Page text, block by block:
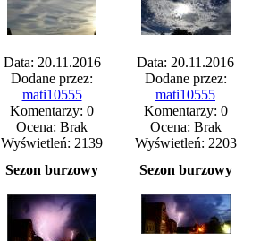
Data: 20.11.2016
Dodane przez:
mati10555
Komentarzy: 0
Ocena: Brak
Wyświetleń: 2139
Data: 20.11.2016
Dodane przez:
mati10555
Komentarzy: 0
Ocena: Brak
Wyświetleń: 2203
Sezon burzowy Sezon burzowy